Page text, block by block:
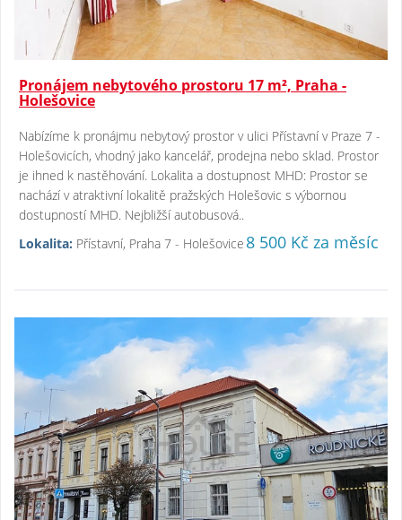
Pronájem nebytového prostoru 17 m², Praha -
Holešovice
Nabízíme k pronájmu nebytový prostor v ulici Přístavní v Praze 7 -
Holešovicích, vhodný jako kancelář, prodejna nebo sklad. Prostor
je ihned k nastěhování. Lokalita a dostupnost MHD: Prostor se
nachází v atraktivní lokalitě pražských Holešovic s výbornou
dostupností MHD. Nejbližší autobusová..
Lokalita: Přístavní, Praha 7 - Holešovice 8 500 Kč za měsíc